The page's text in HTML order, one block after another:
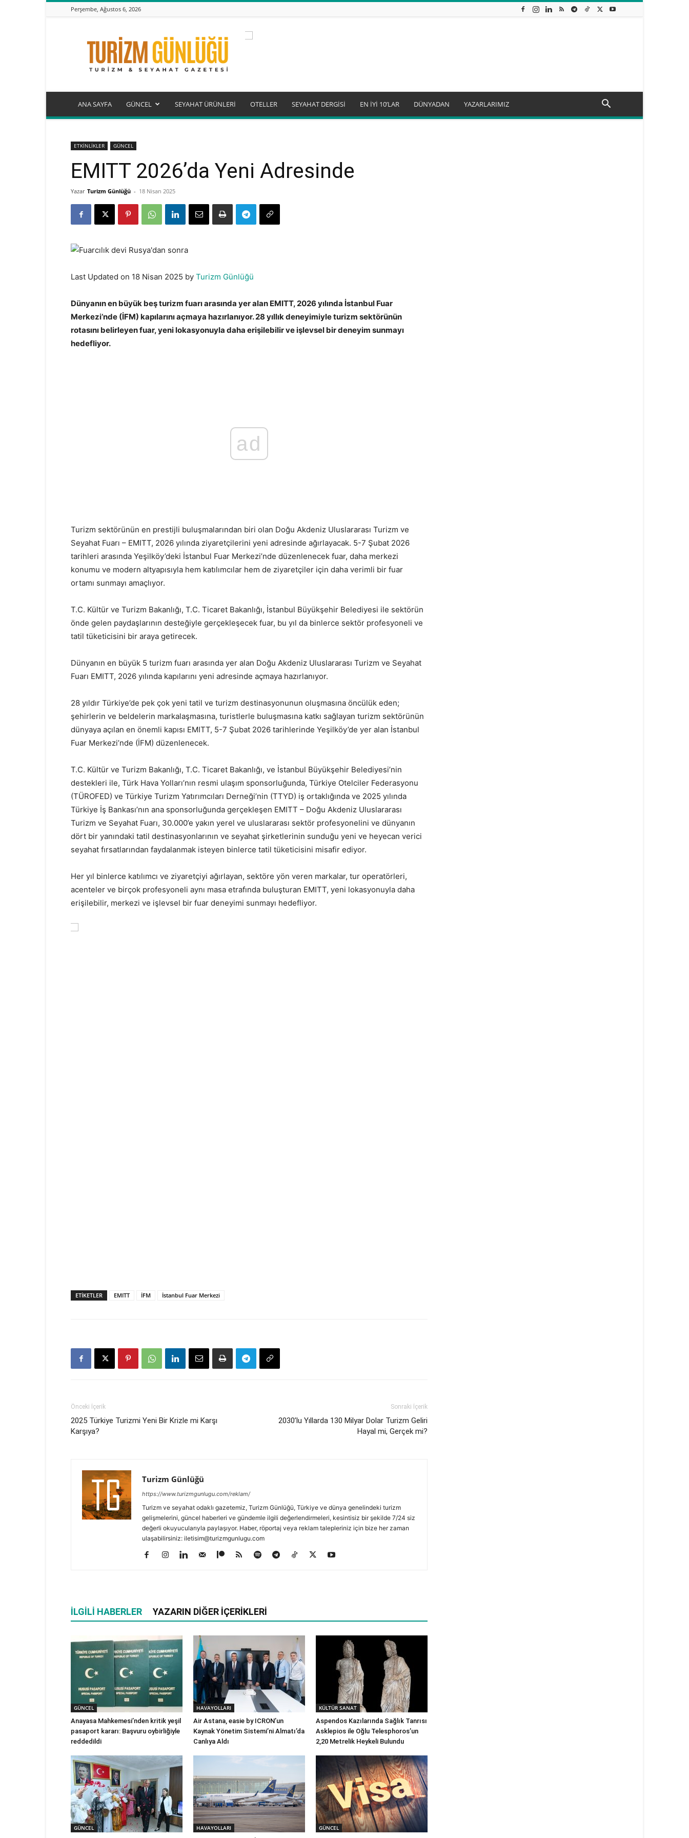
Perşembe, Ağustos 6, 2026
Turizm
Günlüğü
ANA SAYFA GÜNCEL SEYAHAT ÜRÜNLERİ OTELLER SEYAHAT DERGİSİ EN İYİ 10’LAR DÜNYADAN YAZARLARIMIZ
ETKİNLİKLER GÜNCEL
EMITT 2026’da Yeni Adresinde
Yazar Turizm Günlüğü - 18 Nisan 2025
Last Updated on 18 Nisan 2025 by Turizm Günlüğü
Dünyanın en büyük beş turizm fuarı arasında yer alan EMITT, 2026 yılında İstanbul Fuar
Merkezi’nde (İFM) kapılarını açmaya hazırlanıyor. 28 yıllık deneyimiyle turizm sektörünün
rotasını belirleyen fuar, yeni lokasyonuyla daha erişilebilir ve işlevsel bir deneyim sunmayı
hedefliyor.
ad
Turizm sektörünün en prestijli buluşmalarından biri olan Doğu Akdeniz Uluslararası Turizm ve
Seyahat Fuarı – EMITT, 2026 yılında ziyaretçilerini yeni adresinde ağırlayacak. 5-7 Şubat 2026
tarihleri arasında Yeşilköy’deki İstanbul Fuar Merkezi’nde düzenlenecek fuar, daha merkezi
konumu ve modern altyapısıyla hem katılımcılar hem de ziyaretçiler için daha verimli bir fuar
ortamı sunmayı amaçlıyor.
T.C. Kültür ve Turizm Bakanlığı, T.C. Ticaret Bakanlığı, İstanbul Büyükşehir Belediyesi ile sektörün
önde gelen paydaşlarının desteğiyle gerçekleşecek fuar, bu yıl da binlerce sektör profesyoneli ve
tatil tüketicisini bir araya getirecek.
Dünyanın en büyük 5 turizm fuarı arasında yer alan Doğu Akdeniz Uluslararası Turizm ve Seyahat
Fuarı EMITT, 2026 yılında kapılarını yeni adresinde açmaya hazırlanıyor.
28 yıldır Türkiye’de pek çok yeni tatil ve turizm destinasyonunun oluşmasına öncülük eden;
şehirlerin ve beldelerin markalaşmasına, turistlerle buluşmasına katkı sağlayan turizm sektörünün
dünyaya açılan en önemli kapısı EMITT, 5-7 Şubat 2026 tarihlerinde Yeşilköy’de yer alan İstanbul
Fuar Merkezi’nde (İFM) düzenlenecek.
T.C. Kültür ve Turizm Bakanlığı, T.C. Ticaret Bakanlığı, ve İstanbul Büyükşehir Belediyesi’nin
destekleri ile, Türk Hava Yolları’nın resmi ulaşım sponsorluğunda, Türkiye Otelciler Federasyonu
(TÜROFED) ve Türkiye Turizm Yatırımcıları Derneği’nin (TTYD) iş ortaklığında ve 2025 yılında
Türkiye İş Bankası’nın ana sponsorluğunda gerçekleşen EMITT – Doğu Akdeniz Uluslararası
Turizm ve Seyahat Fuarı, 30.000’e yakın yerel ve uluslararası sektör profesyonelini ve dünyanın
dört bir yanındaki tatil destinasyonlarının ve seyahat şirketlerinin sunduğu yeni ve heyecan verici
seyahat fırsatlarından faydalanmak isteyen binlerce tatil tüketicisini misafir ediyor.
Her yıl binlerce katılımcı ve ziyaretçiyi ağırlayan, sektöre yön veren markalar, tur operatörleri,
acenteler ve birçok profesyoneli aynı masa etrafında buluşturan EMITT, yeni lokasyonuyla daha
erişilebilir, merkezi ve işlevsel bir fuar deneyimi sunmayı hedefliyor.
ETIKETLER EMITT İFM İstanbul Fuar Merkezi
Önceki İçerik
2025 Türkiye Turizmi Yeni Bir Krizle mi Karşı
Karşıya?
Sonraki İçerik
2030’lu Yıllarda 130 Milyar Dolar Turizm Geliri
Hayal mi, Gerçek mi?
Turizm Günlüğü
https://www.turizmgunlugu.com/reklam/
Turizm ve seyahat odaklı gazetemiz, Turizm Günlüğü, Türkiye ve dünya genelindeki turizm
gelişmelerini, güncel haberleri ve gündemle ilgili değerlendirmeleri, kesintisiz bir şekilde 7/24 siz
değerli okuyucularıyla paylaşıyor. Haber, röportaj veya reklam talepleriniz için bize her zaman
ulaşabilirsiniz: iletisim@turizmgunlugu.com
İLGILI HABERLER YAZARIN DIĞER İÇERIKLERI
GÜNCEL
Anayasa Mahkemesi’nden kritik yeşil
pasaport kararı: Başvuru oybirliğiyle
reddedildi
HAVAYOLLARI
Air Astana, easie by ICRON’un
Kaynak Yönetim Sistemi’ni Almatı’da
Canlıya Aldı
KÜLTÜR SANAT
Aspendos Kazılarında Sağlık Tanrısı
Asklepios ile Oğlu Telesphoros’un
2,20 Metrelik Heykeli Bulundu
GÜNCEL HAVAYOLLARI GÜNCEL